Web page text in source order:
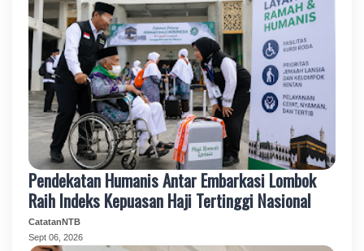
Pendekatan Humanis Antar Embarkasi Lombok
Raih Indeks Kepuasan Haji Tertinggi Nasional
CatatanNTB
Sept 06, 2026